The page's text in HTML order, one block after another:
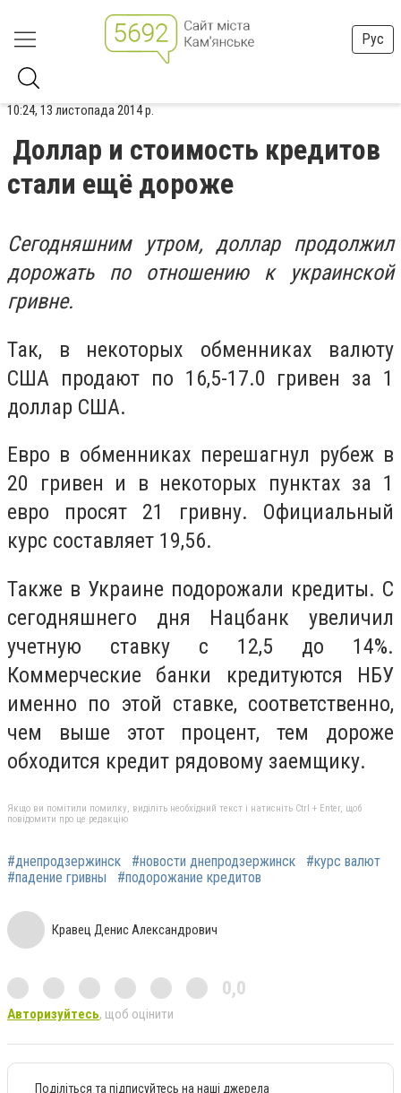
Рус
10:24, 13 листопада 2014 р.
Доллар и стоимость кредитов
стали ещё дороже
Сегодняшним утром, доллар продолжил
дорожать по отношению к украинской
гривне.
Так, в некоторых обменниках валюту
США продают по 16,5-17.0 гривен за 1
доллар США.
Евро в обменниках перешагнул рубеж в
20 гривен и в некоторых пунктах за 1
евро просят 21 гривну. Официальный
курс составляет 19,56.
Также в Украине подорожали кредиты. С
сегодняшнего дня Нацбанк увеличил
учетную ставку с 12,5 до 14%.
Коммерческие банки кредитуются НБУ
именно по этой ставке, соответственно,
чем выше этот процент, тем дороже
обходится кредит рядовому заемщику.
Якщо ви помітили помилку, виділіть необхідний текст і натисніть Ctrl + Enter, щоб
повідомити про це редакцію
#днепродзержинск #новости днепродзержинск
#курс валют
#падение гривны
#подорожание кредитов
Кравец Денис Александрович
0,0
Авторизуйтесь, щоб оцінити
Поділіться та підписуйтесь на наші джерела